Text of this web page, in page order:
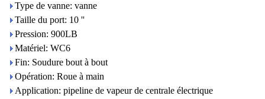
Type de vanne: vanne
Taille du port: 10 ''
Pression: 900LB
Matériel: WC6
Fin: Soudure bout à bout
Opération: Roue à main
Application: pipeline de vapeur de centrale électrique